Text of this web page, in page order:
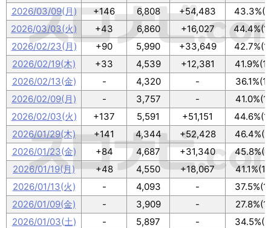
2026/03/09(月)
+146 6,808 +54,483
2026/03/03(火)
+43 6,860 +16,027
2026/02/23(月)
+90 5,990 +33,649
2026/02/19(木)
+33 4,539 +12,381
2026/02/13(金)
- 4,320 -
2026/02/09(月)
- 3,757 -
2026/02/03(火)
+137 5,591 +51,151
2026/01/29(木)
+141 4,344 +52,428
2026/01/23(金)
+84 4,687 +31,340
2026/01/19(月)
+48 4,550 +18,067
2026/01/13(火)
- 4,093 -
2026/01/09(金)
- 3,909 -
2026/01/03(土)
- 5,897 -